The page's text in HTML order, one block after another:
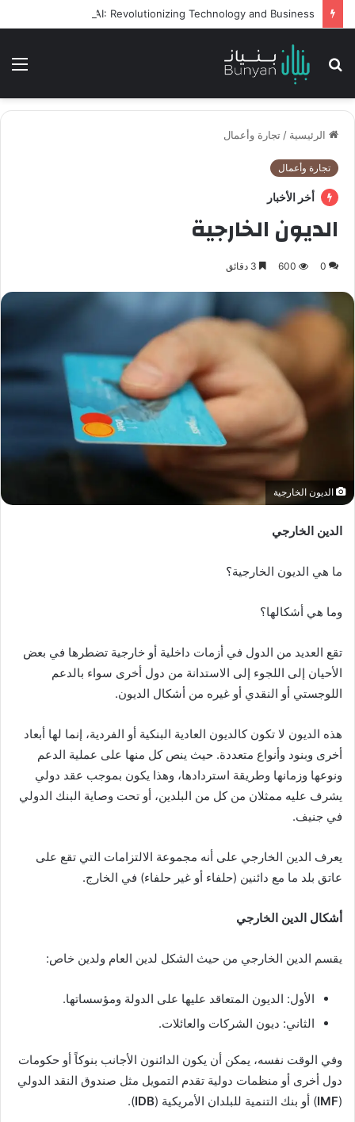
بحث
الرئيسية / تجارة وأعمال
تجارة وأعمال
أخر الأخبار
الديون الخارجية
0
600
الديون الخارجية
الدين الخارجي
ما هي الديون الخارجية؟
وما هي أشكالها؟
تقع العديد من الدول في أزمات داخلية أو خارجية تضطرها في بعض
الأحيان إلى اللجوء إلى الاستدانة من دول أخرى سواء بالدعم
اللوجستي أو النقدي أو غيره من أشكال الديون.
هذه الديون لا تكون كالديون العادية البنكية أو الفردية، إنما لها أبعاد
أخرى وبنود وأنواع متعددة. حيث ينص كل منها على عملية الدعم
ونوعها وزمانها وطريقة استردادها، وهذا يكون بموجب عقد دولي
يشرف عليه ممثلان من كل من البلدين، أو تحت وصاية البنك الدولي
في جنيف.
يعرف الدين الخارجي على أنه مجموعة الالتزامات التي تقع على
عاتق بلد ما مع دائنين (حلفاء أو غير حلفاء) في الخارج.
أشكال الدين الخارجي
يقسم الدين الخارجي من حيث الشكل لدين العام ولدين خاص:
الأول: الديون المتعاقد عليها على الدولة ومؤسساتها.
الثاني: ديون الشركات والعائلات.
وفي الوقت نفسه، يمكن أن يكون الدائنون الأجانب بنوكاً أو حكومات
دول أخرى أو منظمات دولية تقدم التمويل مثل صندوق النقد الدولي
(
IMF) أو بنك التنمية للبلدان الأمريكية (IDB
).